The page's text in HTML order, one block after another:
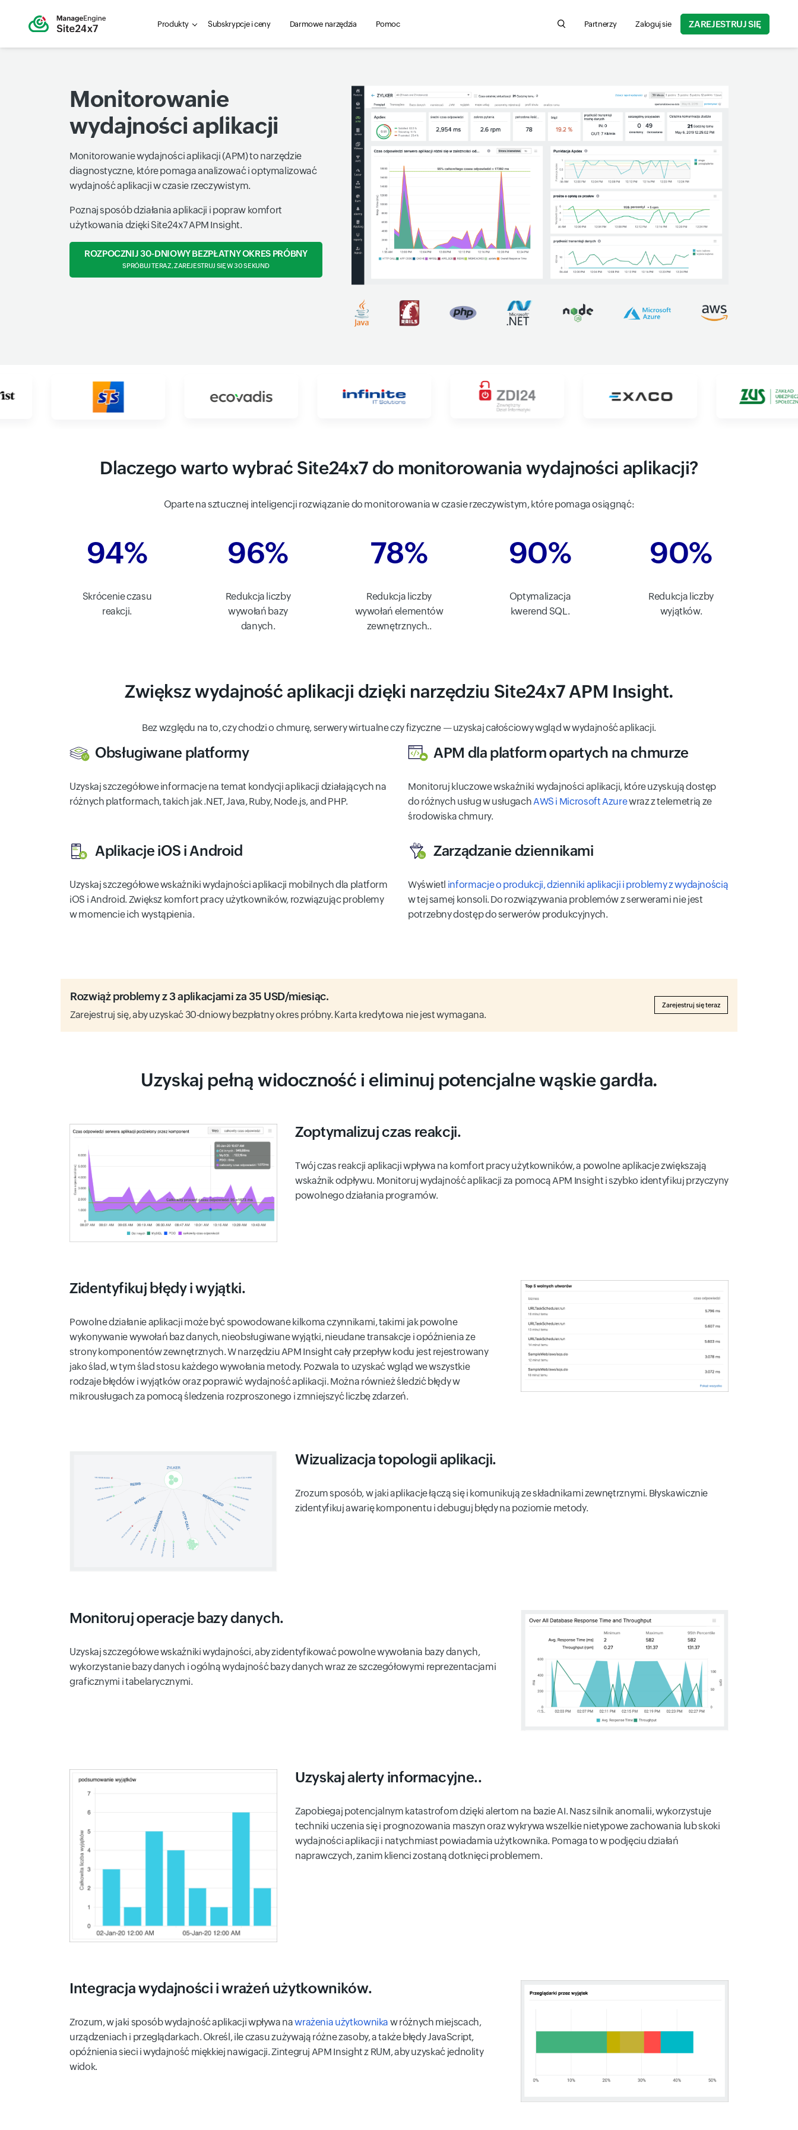
Produkty Subskrypcje i ceny Darmowe narzędzia Pomoc Search for product information, help articles, and more...
Partnerzy Zaloguj sie ZAREJESTRUJ SIĘ
Monitorowanie
wydajności aplikacji
Monitorowanie wydajności aplikacji (APM) to narzędzie
diagnostyczne, które pomaga analizować i optymalizować
wydajność aplikacji w czasie rzeczywistym.
Poznaj sposób działania aplikacji i popraw komfort
użytkowania dzięki Site24x7 APM Insight.
ROZPOCZNIJ 30-DNIOWY BEZPŁATNY OKRES PRÓBNY
SPRÓBUJ TERAZ, ZAREJESTRUJ SIĘ W 30 SEKUND
Dlaczego warto wybrać Site24x7 do monitorowania wydajności aplikacji?
Oparte na sztucznej inteligencji rozwiązanie do monitorowania w czasie rzeczywistym, które pomaga osiągnąć:
94%
Skrócenie czasu
reakcji.
96%
Redukcja liczby
wywołań bazy
danych.
78%
Redukcja liczby
wywołań elementów
zewnętrznych..
90%
Optymalizacja
kwerend SQL.
90%
Redukcja liczby
wyjątków.
Zwiększ wydajność aplikacji dzięki narzędziu Site24x7 APM Insight.
Bez względu na to, czy chodzi o chmurę, serwery wirtualne czy fizyczne — uzyskaj całościowy wgląd w wydajność aplikacji.
Obsługiwane platformy
Uzyskaj szczegółowe informacje na temat kondycji aplikacji działających na
różnych platformach, takich jak .NET, Java, Ruby, Node.js, and PHP.
APM dla platform opartych na chmurze
Monitoruj kluczowe wskaźniki wydajności aplikacji, które uzyskują dostęp
do różnych usług w usługach AWS i Microsoft Azurewraz z telemetrią ze
środowiska chmury.
Aplikacje iOS i Android
Uzyskaj szczegółowe wskaźniki wydajności aplikacji mobilnych dla platform
iOS i Android. Zwiększ komfort pracy użytkowników, rozwiązując problemy
w momencie ich wystąpienia.
Zarządzanie dziennikami
Wyświetl informacje o produkcji, dzienniki aplikacji i problemy z wydajnością
w tej samej konsoli. Do rozwiązywania problemów z serwerami nie jest
potrzebny dostęp do serwerów produkcyjnych.
Rozwiąż problemy z 3 aplikacjami za 35 USD/miesiąc.
Zarejestruj się, aby uzyskać 30-dniowy bezpłatny okres próbny. Karta kredytowa nie jest wymagana.
Zarejestruj się teraz
Uzyskaj pełną widoczność i eliminuj potencjalne wąskie gardła.
Zoptymalizuj czas reakcji.
Twój czas reakcji aplikacji wpływa na komfort pracy użytkowników, a powolne aplikacje zwiększają
wskaźnik odpływu. Monitoruj wydajność aplikacji za pomocą APM Insight i szybko identyfikuj przyczyny
powolnego działania programów.
Zidentyfikuj błędy i wyjątki.
Powolne działanie aplikacji może być spowodowane kilkoma czynnikami, takimi jak powolne
wykonywanie wywołań baz danych, nieobsługiwane wyjątki, nieudane transakcje i opóźnienia ze
strony komponentów zewnętrznych. W narzędziu APM Insight cały przepływ kodu jest rejestrowany
jako ślad, w tym ślad stosu każdego wywołania metody. Pozwala to uzyskać wgląd we wszystkie
rodzaje błędów i wyjątków oraz poprawić wydajność aplikacji. Można również śledzić błędy w
mikrousługach za pomocą śledzenia rozproszonego i zmniejszyć liczbę zdarzeń.
Wizualizacja topologii aplikacji.
Zrozum sposób, w jaki aplikacje łączą się i komunikują ze składnikami zewnętrznymi. Błyskawicznie
zidentyfikuj awarię komponentu i debuguj błędy na poziomie metody.
Monitoruj operacje bazy danych.
Uzyskaj szczegółowe wskaźniki wydajności, aby zidentyfikować powolne wywołania bazy danych,
wykorzystanie bazy danych i ogólną wydajność bazy danych wraz ze szczegółowymi reprezentacjami
graficznymi i tabelarycznymi.
Uzyskaj alerty informacyjne..
Zapobiegaj potencjalnym katastrofom dzięki alertom na bazie AI. Nasz silnik anomalii, wykorzystuje
techniki uczenia się i prognozowania maszyn oraz wykrywa wszelkie nietypowe zachowania lub skoki
wydajności aplikacji i natychmiast powiadamia użytkownika. Pomaga to w podjęciu działań
naprawczych, zanim klienci zostaną dotknięci problemem.
Integracja wydajności i wrażeń użytkowników.
Zrozum, w jaki sposób wydajność aplikacji wpływa nawrażenia użytkownika w różnych miejscach,
urządzeniach i przeglądarkach. Określ, ile czasu zużywają różne zasoby, a także błędy JavaScript,
opóźnienia sieci i wydajność miękkiej nawigacji. Zintegruj APM Insight z RUM, aby uzyskać jednolity
widok.